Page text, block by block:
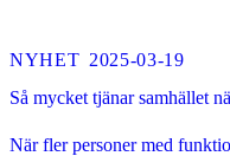
NYHET 2025-03-19
Så mycket tjänar samhället
När fler personer med